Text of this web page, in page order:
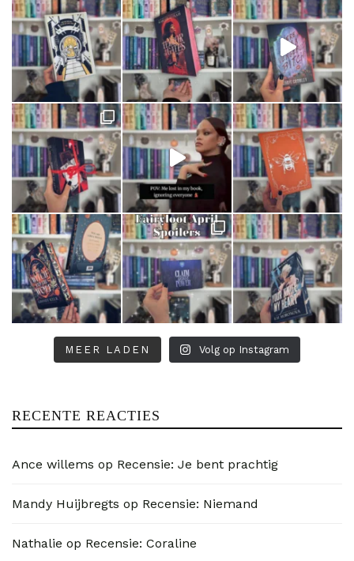
MEER LADEN Volg op Instagram
RECENTE REACTIES
Ance willems op Recensie: Je bent prachtig
Mandy Huijbregts op Recensie: Niemand
Nathalie op Recensie: Coraline